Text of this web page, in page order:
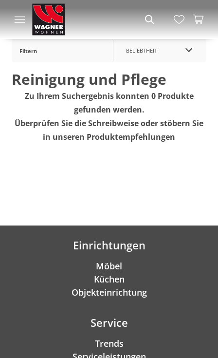
Filtern BELIEBTHEIT
Reinigung und Pflege
Zu Ihrem Suchergebnis konnten 0 Produkte
gefunden werden.
Überprüfen Sie die Schreibweise oder stöbern Sie
in unseren Produktempfehlungen
Einrichtungen
Möbel
Küchen
Objekteinrichtung
Service
Trends